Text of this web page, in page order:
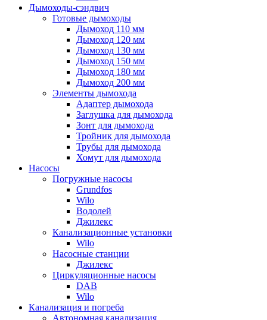
Дымоходы-сэндвич
Готовые дымоходы
Дымоход 110 мм
Дымоход 120 мм
Дымоход 130 мм
Дымоход 150 мм
Дымоход 180 мм
Дымоход 200 мм
Элементы дымохода
Адаптер дымохода
Заглушка для дымохода
Зонт для дымохода
Тройник для дымохода
Трубы для дымохода
Хомут для дымохода
Насосы
Погружные насосы
Grundfos
Wilo
Водолей
Джилекс
Канализационные установки
Wilo
Насосные станции
Джилекс
Циркуляционные насосы
DAB
Wilo
Канализация и погреба
Автономная канализация